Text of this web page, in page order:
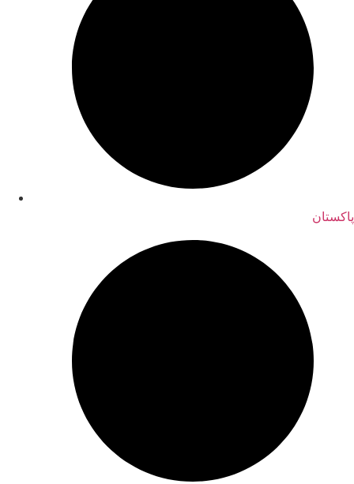
پاکستان